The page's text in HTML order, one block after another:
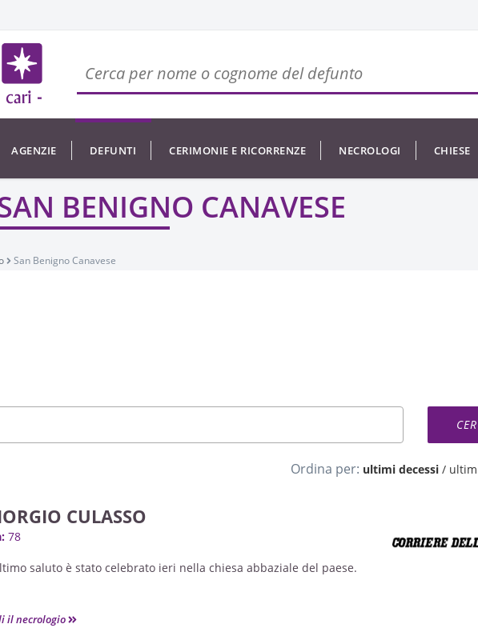
AGENZIE DEFUNTI CERIMONIE E RICORRENZE NECROLOGI CHIESE
BENIGNO CANAVESE
San Benigno Canavese
Ordina per: ultimi decessi/
CULASSO
78
saluto è stato celebrato ieri nella chiesa abbaziale del paese.
il necrologio